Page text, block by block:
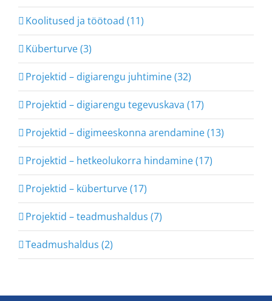
Koolitused ja töötoad (11)
Küberturve (3)
Projektid – digiarengu juhtimine (32)
Projektid – digiarengu tegevuskava (17)
Projektid – digimeeskonna arendamine (13)
Projektid – hetkeolukorra hindamine (17)
Projektid – küberturve (17)
Projektid – teadmushaldus (7)
Teadmushaldus (2)